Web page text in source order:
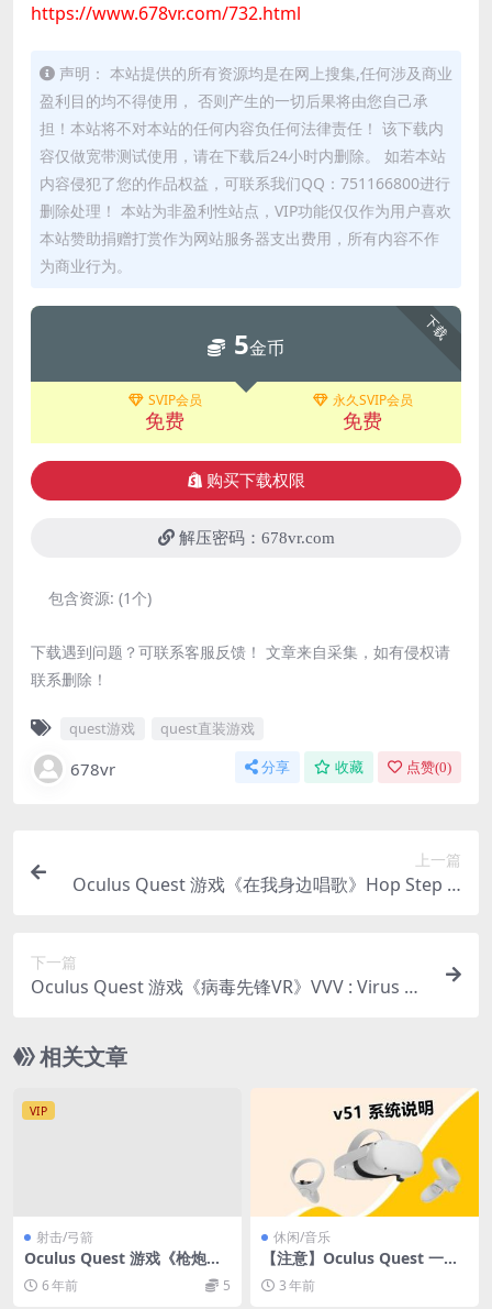
https://www.678vr.com/732.html
声明： 本站提供的所有资源均是在网上搜集,任何涉及商业
盈利目的均不得使用， 否则产生的一切后果将由您自己承
担！本站将不对本站的任何内容负任何法律责任！ 该下载内
容仅做宽带测试使用，请在下载后24小时内删除。 如若本站
内容侵犯了您的作品权益，可联系我们QQ：751166800进行
删除处理！ 本站为非盈利性站点，VIP功能仅仅作为用户喜欢
本站赞助捐赠打赏作为网站服务器支出费用，所有内容不作
为商业行为。
下载
5金币
SVIP会员
免费
永久SVIP会员
免费
购买下载权限
解压密码：678vr.com
包含资源: (1个)
下载遇到问题？可联系客服反馈！ 文章来自采集，如有侵权请
联系删除！
quest游戏 quest直装游戏
678vr 分享 收藏 点赞(0)
上一篇
Oculus Quest 游戏《在我身边唱歌》Hop Step Si
下一篇
Oculus Quest 游戏《病毒先锋VR》VVV : Virus Va
相关文章
VIP
射击/弓箭
Oculus Quest 游戏《枪炮的
故事VR》汉化中文版 Guns n
Stories: Bulletproof VR游戏
6 年前 5
休闲/音乐
【注意】Oculus Quest 一体
机不要更新v51系统版本说明
3 年前